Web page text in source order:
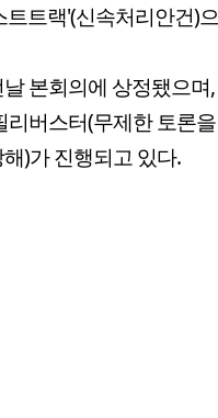
트트랙'(신속처리안건)
본회의에 상정됐으며
리버스터(무제한 토론
)가 진행되고 있다.